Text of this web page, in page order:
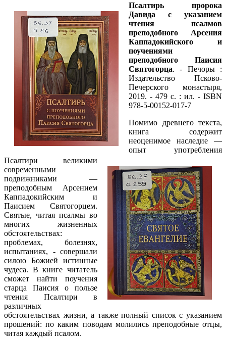
Псалтирь пророка
Давида с указанием
чтения псалмов
преподобного Арсения
Каппадокийского и
поучениями
преподобного Паисия
Святогорца. - Печоры :
Издательство Псково-
Печерского монастыря,
2019. - 479 с. : ил. - ISBN
978-5-00152-017-7
Помимо древнего текста,
книга содержит
неоценимое наследие —
опыт употребления
Псалтири великими
современными
подвижниками —
преподобным Арсением
Каппадокийским и
Паисием Святогорцем.
Святые, читая псалмы во
многих жизненных
обстоятельствах:
проблемах, болезнях,
испытаниях, - совершали
силою Божией истинные
чудеса. В книге читатель
сможет найти поучения
старца Паисия о пользе
чтения Псалтири в
различных
обстоятельствах жизни, а также полный список с указанием
прошений: по каким поводам молились преподобные отцы,
читая каждый псалом.